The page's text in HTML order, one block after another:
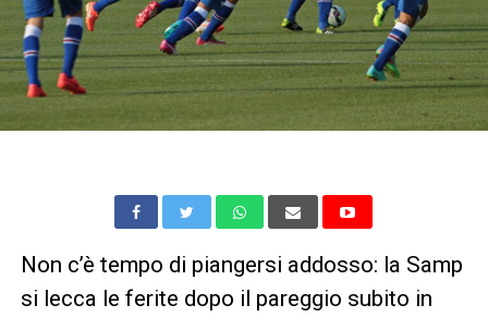
Non c’è tempo di piangersi addosso: la Samp
si lecca le ferite dopo il pareggio subito in